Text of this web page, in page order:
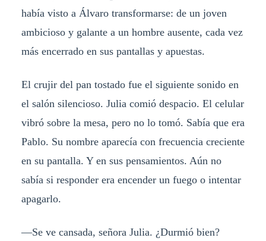
había visto a Álvaro transformarse: de un joven
ambicioso y galante a un hombre ausente, cada vez
más encerrado en sus pantallas y apuestas.
El crujir del pan tostado fue el siguiente sonido en
el salón silencioso. Julia comió despacio. El celular
vibró sobre la mesa, pero no lo tomó. Sabía que era
Pablo. Su nombre aparecía con frecuencia creciente
en su pantalla. Y en sus pensamientos. Aún no
sabía si responder era encender un fuego o intentar
apagarlo.
—Se ve cansada, señora Julia. ¿Durmió bien?